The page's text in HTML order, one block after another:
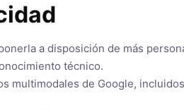
a disposición de más
técnico.
de Google,